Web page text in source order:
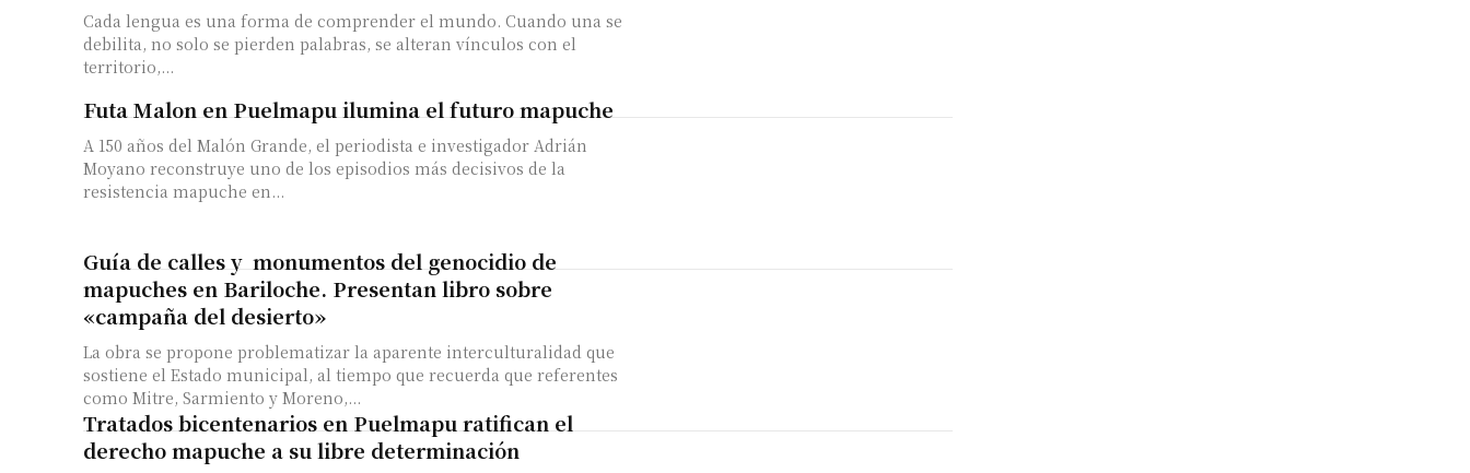
Cada lengua es una forma de comprender el mundo. Cuando una se
debilita, no solo se pierden palabras, se alteran vínculos con el
territorio,...
Futa Malon en Puelmapu ilumina el futuro mapuche
A 150 años del Malón Grande, el periodista e investigador Adrián
Moyano reconstruye uno de los episodios más decisivos de la
resistencia mapuche en...
Guía de calles y monumentos del genocidio de
mapuches en Bariloche. Presentan libro sobre
«campaña del desierto»
La obra se propone problematizar la aparente interculturalidad que
sostiene el Estado municipal, al tiempo que recuerda que referentes
como Mitre, Sarmiento y Moreno,...
Tratados bicentenarios en Puelmapu ratifican el
derecho mapuche a su libre determinación